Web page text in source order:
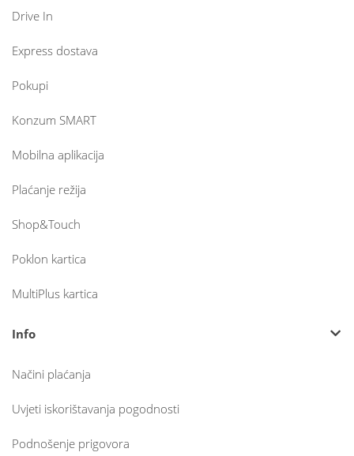
Drive In
Express dostava
Pokupi
Konzum SMART
Mobilna aplikacija
Plaćanje režija
Shop&Touch
Poklon kartica
MultiPlus kartica
Info
Načini plaćanja
Uvjeti iskorištavanja pogodnosti
Podnošenje prigovora